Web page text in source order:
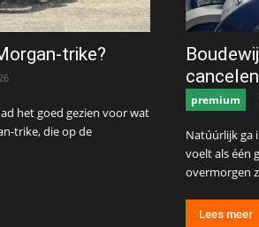
trike?
het goed gezien voor wat
trike, die op de
premium
Natúúrlijk ga
voelt als één
overmorgen
Lees meer